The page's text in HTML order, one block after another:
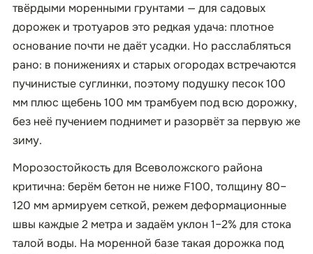
твёрдыми моренными грунтами — для садовых
дорожек и тротуаров это редкая удача: плотное
основание почти не даёт усадки. Но расслабляться
рано: в понижениях и старых огородах встречаются
пучинистые суглинки, поэтому подушку песок 100
мм плюс щебень 100 мм трамбуем под всю дорожку,
без неё пучением поднимет и разорвёт за первую же
зиму.
Морозостойкость для Всеволожского района
критична: берём бетон не ниже F100, толщину 80–
120 мм армируем сеткой, режем деформационные
швы каждые 2 метра и задаём уклон 1–2% для стока
талой воды. На моренной базе такая дорожка под